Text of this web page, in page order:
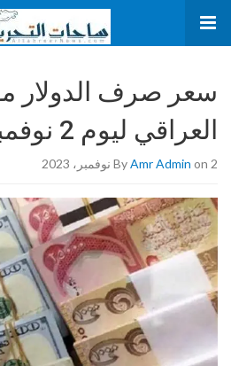
سعر صرف الدولار
العراقي ليوم 2 نوفمبر 2023
ByAmr Admin on 2 نوفمبر، 2023